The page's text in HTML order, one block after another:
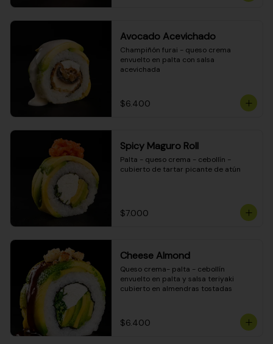
Avocado Acevichado
Champiñón furai - queso crema
envuelto en palta con salsa
acevichada
$6.400
Spicy Maguro Roll
Palta - queso crema - cebollín -
cubierto de tartar picante de atún
$7.000
Cheese Almond
Queso crema- palta - cebollín
envuelto en palta y salsa teriyaki
cubierto en almendras tostadas
$6.400